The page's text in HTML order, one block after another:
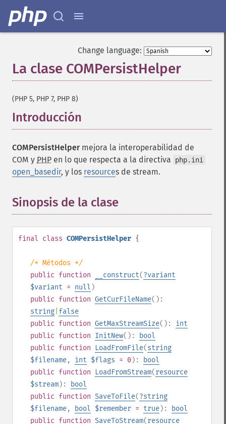
Change language:
La clase COMPersistHelper
(PHP 5, PHP 7, PHP 8)
Introducción
COMPersistHelpermejora la interoperabilidad de
COM y PHP en lo que respecta a la directiva php.ini
open_basedir, y los resources de stream.
Sinopsis de la clase
final class COMPersistHelper {
/* Métodos */
public function __construct(?variant
$variant = null )
public function GetCurFileName():
string false
public function GetMaxStreamSize(): int
public function InitNew():
bool
public function LoadFromFile(string
$filename, int $flags = 0):
bool
public function LoadFromStream(resource
$stream):
bool
public function SaveToFile(?string
$filename, bool $remember = true):
bool
public function SaveToStream(resource